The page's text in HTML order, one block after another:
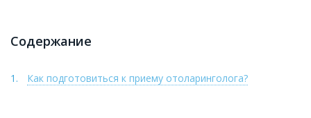
Содержание
Как подготовиться к приему отоларинголога?